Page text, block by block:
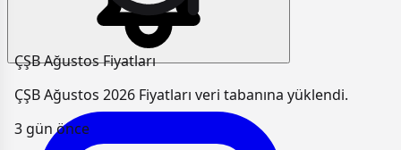
ÇŞB Ağustos Fiyatları
ÇŞB Ağustos 2026 Fiyatları veri tabanına yüklendi.
3 gün önce